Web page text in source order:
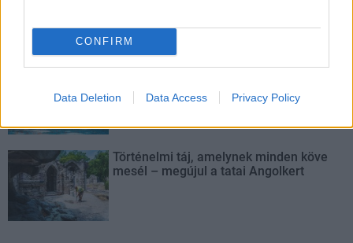
CONFIRM
Data Deletion Data Access Privacy Policy
Újragondolják Lipótváros rejtett, zöld
Történelmi táj, amelynek minden köve
mesél – megújul a tatai Angolkert